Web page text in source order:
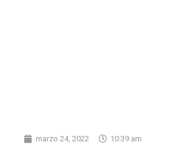
marzo 24, 2022 10:39 am